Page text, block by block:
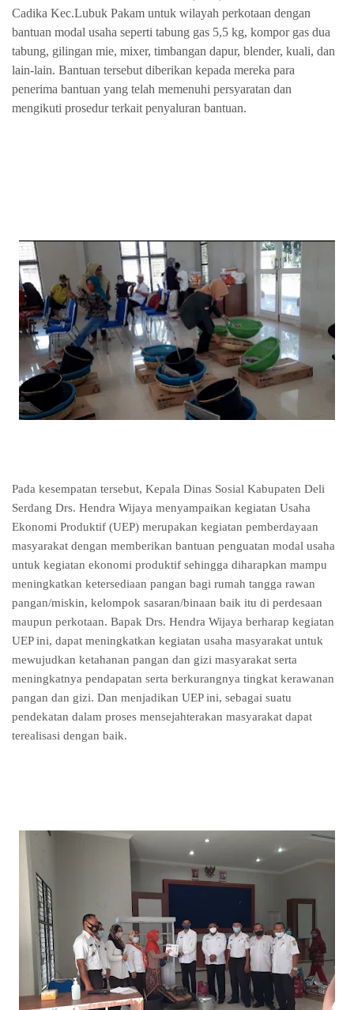
Cadika Kec.Lubuk Pakam untuk wilayah perkotaan dengan
bantuan modal usaha seperti tabung gas 5,5 kg, kompor gas dua
tabung, gilingan mie, mixer, timbangan dapur, blender, kuali, dan
lain-lain. Bantuan tersebut diberikan kepada mereka para
penerima bantuan yang telah memenuhi persyaratan dan
mengikuti prosedur terkait penyaluran bantuan.
Pada kesempatan tersebut, Kepala Dinas Sosial Kabupaten Deli
Serdang Drs. Hendra Wijaya menyampaikan kegiatan Usaha
Ekonomi Produktif (UEP) merupakan kegiatan pemberdayaan
masyarakat dengan memberikan bantuan penguatan modal usaha
untuk kegiatan ekonomi produktif sehingga diharapkan mampu
meningkatkan ketersediaan pangan bagi rumah tangga rawan
pangan/miskin, kelompok sasaran/binaan baik itu di perdesaan
maupun perkotaan. Bapak Drs. Hendra Wijaya berharap kegiatan
UEP ini, dapat meningkatkan kegiatan usaha masyarakat untuk
mewujudkan ketahanan pangan dan gizi masyarakat serta
meningkatnya pendapatan serta berkurangnya tingkat kerawanan
pangan dan gizi. Dan menjadikan UEP ini, sebagai suatu
pendekatan dalam proses mensejahterakan masyarakat dapat
terealisasi dengan baik.